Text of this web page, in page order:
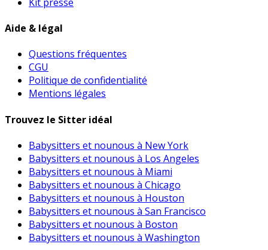
Aide & légal
Questions fréquentes
CGU
Politique de confidentialité
Mentions légales
Trouvez le Sitter idéal
Babysitters et nounous à New York
Babysitters et nounous à Los Angeles
Babysitters et nounous à Miami
Babysitters et nounous à Chicago
Babysitters et nounous à Houston
Babysitters et nounous à San Francisco
Babysitters et nounous à Boston
Babysitters et nounous à Washington